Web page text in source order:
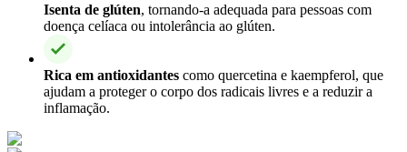
Isenta de glúten, tornando-a adequada para pessoas com
doença celíaca ou intolerância ao glúten.
Rica em antioxidantes como quercetina e kaempferol, que
ajudam a proteger o corpo dos radicais livres e a reduzir a
inflamação.